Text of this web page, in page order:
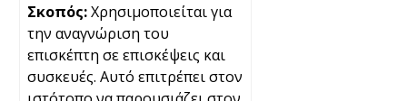
Χρησιμοποιείται για
την αναγνώριση του
επισκέπτη σε επισκέψεις και
συσκευές. Αυτό επιτρέπει στον